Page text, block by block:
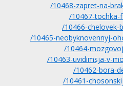
/10468-zapret-na-
/10467-tochka-
/10466-chelovek-
/10465-neobyknovennyj-
/10464-
/10463-uvidimsja-v-
/10462-bora-
/10461-